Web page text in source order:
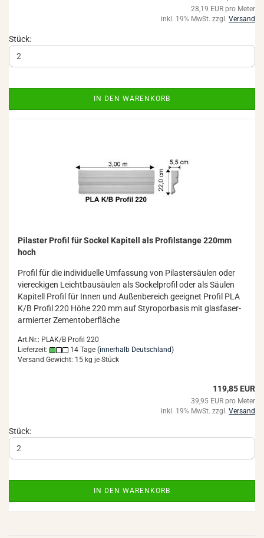
28,19 EUR pro Meter
inkl. 19% MwSt. zzgl. Versand
Stück:
IN DEN WARENKORB
Pi­las­ter Pro­fil für So­ckel Ka­pi­tell als Pro­fil­stan­ge 220mm
hoch
Pro­fil für die in­di­vi­du­el­le Um­fas­sung von Pi­las­ter­säu­len oder
vier­ecki­gen Leicht­bau­säu­len als So­ckel­pro­fil oder als Säu­len
Ka­pi­tell Pro­fil für Innen und Au­ßen­be­reich ge­eig­net Pro­fil PLA
K/B Pro­fil 220 Höhe 220 mm auf Sty­ro­por­ba­sis mit glas­fa­ser­
ar­mier­ter Ze­ment­ober­flä­che
Art.Nr.: PLAK/B Profil 220
Lieferzeit:
14 Tage (innerhalb Deutschland)
Versand Gewicht: 15 kg je Stück
119,85 EUR
39,95 EUR pro Meter
inkl. 19% MwSt. zzgl. Versand
Stück:
IN DEN WARENKORB